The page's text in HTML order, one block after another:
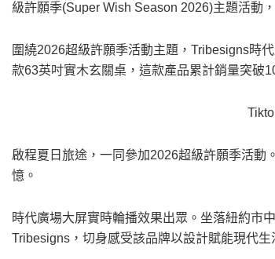
級許願季(Super Wish Season 2026)主題活動
圍繞2026超級許願季活動主題，Tribesigns時
款63英吋實木玄關桌，這款產品累計銷量突破
啟程夏日旅途，一同參加2026超級許願季活動
憶。
時代廣場大屏實時輪播效果出眾。坐落紐約市
Tribesigns，切身感受該品牌以設計賦能現代生